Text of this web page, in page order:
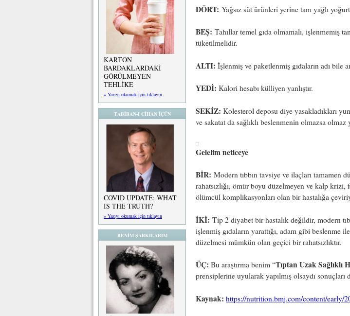
KARTON
BARDAKLARDAKİ
GÖRÜLMEYEN
TEHLİKE
» Yazıyı okumak için tıklayın
TABİBAN-I CİHAN İÇÜN
COVID UPDATE: WHAT
IS THE TRUTH?
» Yazıyı okumak için tıklayın
BENİM ŞARKILARIM
DÖRT: Yağsız süt ürünleri yerine tam yağlı
BEŞ: Tahıllar temel gıda olmamalı, işlenmemiş
tüketilmelidir.
ALTI: İşlenmiş ve paketlenmiş gıdaların adı bile
YEDİ: Kalori hesabı külliyen yanlıştır.
SEKİZ: Kolesterol deposu diye yasakladıkları
ve sakatat da sağlıklı beslenmenin olmazsa
Gelelim neticeye
BİR: Modern tıbbın tavsiye ve ilaçları tamamen
rahatsızlığı, ömür boyu düzelmeyen ve kalp krizi,
ölümcül komplikasyonları olan bir hastalığa
İKİ: Tip 2 diyabet bir hastalık değildir, modern
işlenmiş gıdaların yarattığı, adam gibi beslenme
düzelmesi mümkün olan geçici bir rahatsızlıktır.
ÜÇ: Bu araştırma benim “Tıptan Uzak Sağlıklı
prensiplerine uyularak yapılmış olsaydı
Kaynak: https://nutrition.bmj.com/content/early/